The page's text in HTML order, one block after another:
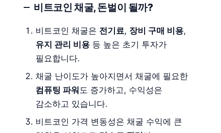
비트코인 채굴, 돈벌이 될까?
비트코인 채굴은 전기료, 장비 구매 비용,
유지 관리 비용 등 높은 초기 투자가
필요합니다.
채굴 난이도가 높아지면서 채굴에 필요한
컴퓨팅 파워 도 증가하고, 수익성은
감소하고 있습니다.
비트코인 가격 변동성은 채굴 수익에 큰